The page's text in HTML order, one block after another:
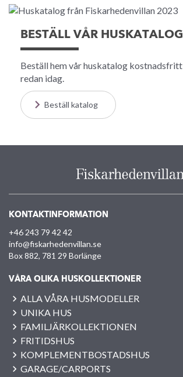
BESTÄLL VÅR HUSKATALOG
Beställ hem vår huskatalog kostnadsfritt
redan idag.
Beställ katalog
KONTAKTINFORMATION
+46 243 79 42 42
info@fiskarhedenvillan.se
Box 882, 781 29 Borlänge
VÅRA OLIKA HUSKOLLEKTIONER
ALLA VÅRA HUSMODELLER
UNIKA HUS
FAMILJÄRKOLLEKTIONEN
FRITIDSHUS
KOMPLEMENTBOSTADSHUS
GARAGE/CARPORTS